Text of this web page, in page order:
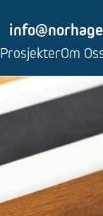
ProsjekterOm